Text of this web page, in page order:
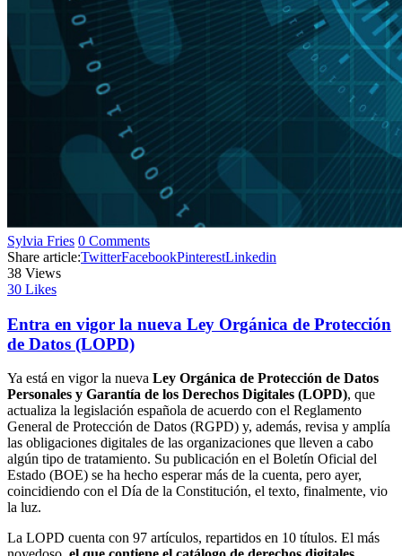
Sylvia Fries 0 Comments
Share article:TwitterFacebookPinterestLinkedin
38 Views
30 Likes
Entra en vigor la nueva Ley Orgánica de Protección
de Datos (LOPD)
Ya está en vigor la nueva Ley Orgánica de Protección de Datos
Personales y Garantía de los Derechos Digitales (LOPD), que
actualiza la legislación española de acuerdo con el Reglamento
General de Protección de Datos (RGPD) y, además, revisa y amplía
las obligaciones digitales de las organizaciones que lleven a cabo
algún tipo de tratamiento. Su publicación en el Boletín Oficial del
Estado (BOE) se ha hecho esperar más de la cuenta, pero ayer,
coincidiendo con el Día de la Constitución, el texto, finalmente, vio
la luz.
La LOPD cuenta con 97 artículos, repartidos en 10 títulos. El más